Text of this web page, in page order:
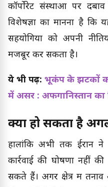
कॉर्पोरेट संस्थाओं पर
विशेषज्ञों का मानना है
सहयोगियों को अपनी
मजबूर कर सकता है।
ये भी पढ़ें: भूकंप के झटकों
में असर : अफगानिस्तान का
क्या हो सकता है
हालांकि अभी तक ईरान
कार्रवाई की घोषणा नहीं
सकते हैं। अगर क्षेत्र में तनाव